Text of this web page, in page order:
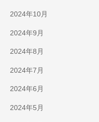
2024年10月
2024年9月
2024年8月
2024年7月
2024年6月
2024年5月